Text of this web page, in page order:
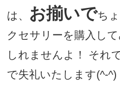
は、 お揃いでち
クセサリーを購入し
しれませんよ！ それ
で失礼いたします(^-^)